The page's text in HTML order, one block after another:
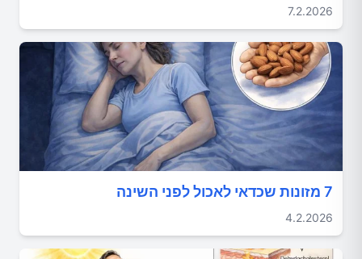
7.2.2026
7 מזונות שכדאי לאכול לפני השינה
4.2.2026